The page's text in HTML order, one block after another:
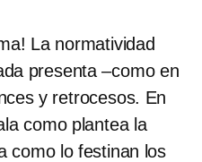
La normatividad
presenta –como en
y retrocesos. En
como plantea la
como lo festinan los